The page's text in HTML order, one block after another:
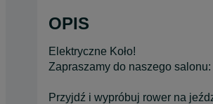
OPIS
Elektryczne Koło!
Zapraszamy do naszego
Przyjdź i wypróbuj rower na